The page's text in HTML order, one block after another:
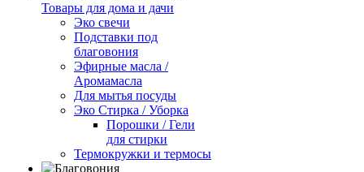
Товары для дома и дачи
Эко свечи
Подставки под
благовония
Эфирные масла /
Аромамасла
Для мытья посуды
Эко Стирка / Уборка
Порошки / Гели
для стирки
Термокружки и термосы